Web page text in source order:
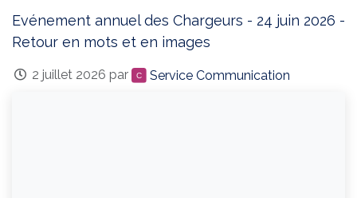
Evénement annuel des Chargeurs - 24 juin 2026 -
Retour en mots et en images
2 juillet 2026 par Service Communication